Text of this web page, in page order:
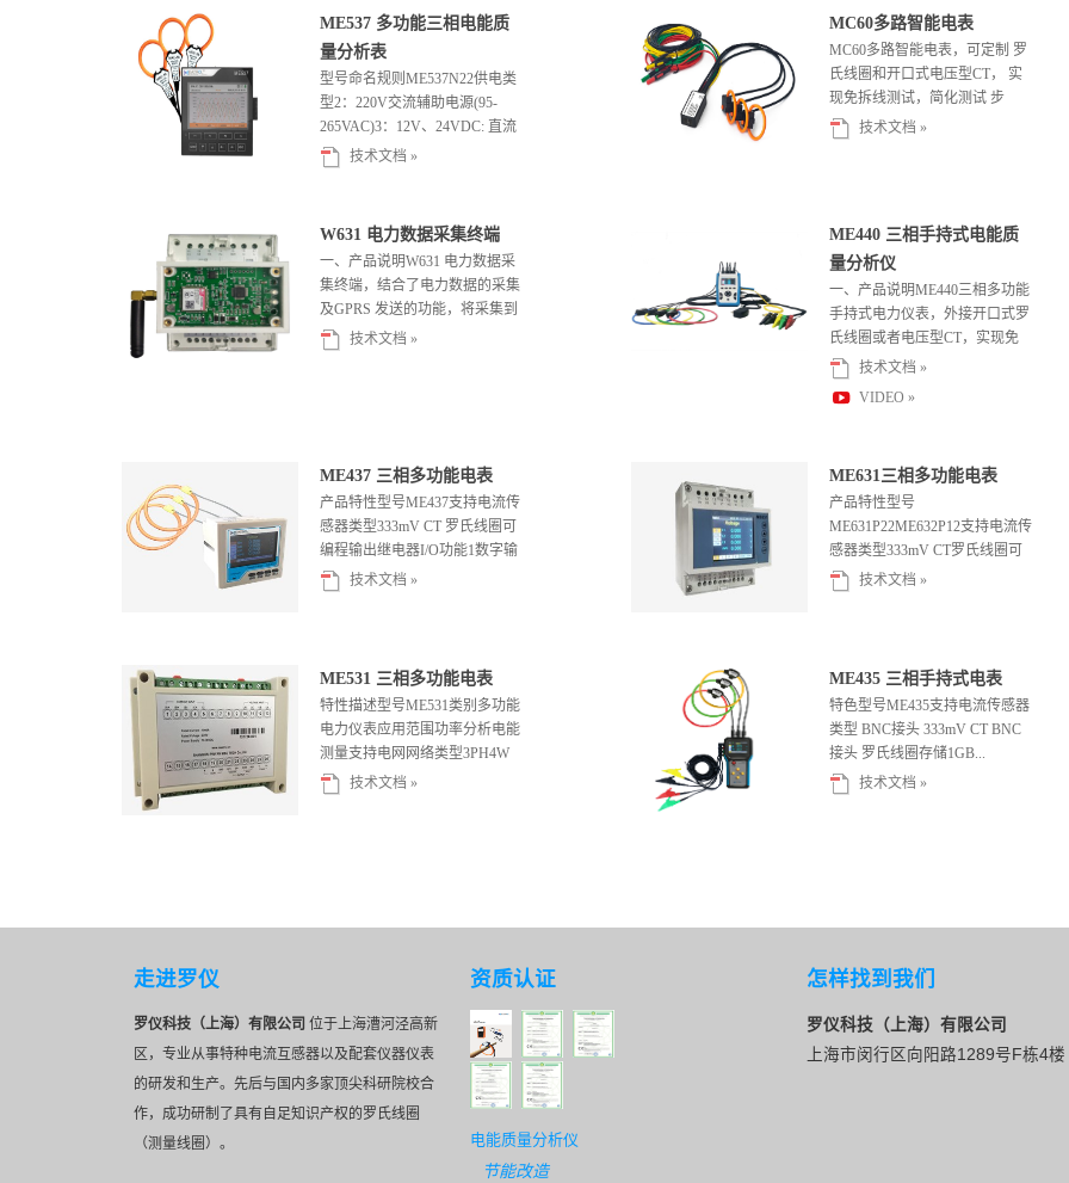
ME537 多功能三相电能质
量分析表
型号命名规则ME537N22供电类
型2：220V交流辅助电源(95-
265VAC)3：12V、24VDC: 直流
辅助电源...
技术文档 »
MC60多路智能电表
MC60多路智能电表，可定制 罗
氏线圈和开口式电压型CT， 实
现免拆线测试，简化测试 步
骤，节约施工成本。一体 化的
技术文档 »
W631 电力数据采集终端
一、产品说明W631 电力数据采
集终端，结合了电力数据的采集
及GPRS 发送的功能，将采集到
的电力数据通过GPRS 发送...
技术文档 »
ME440 三相手持式电能质
量分析仪
一、产品说明ME440三相多功能
手持式电力仪表，外接开口式罗
氏线圈或者电压型CT，实现免
拆线测试，简化测试步骤，节约
技术文档 »
VIDEO »
ME437 三相多功能电表
产品特性型号ME437支持电流传
感器类型333mV CT 罗氏线圈可
编程输出继电器I/O功能1数字输
出供电85...
技术文档 »
ME631三相多功能电表
产品特性型号
ME631P22ME632P12支持电流传
感器类型333mV CT罗氏线圈可
编程输出1路继电器输出供电85
技术文档 »
ME531 三相多功能电表
特性描述型号ME531类别多功能
电力仪表应用范围功率分析电能
测量支持电网网络类型3PH4W
3PH3W 1P...
技术文档 »
ME435 三相手持式电表
特色型号ME435支持电流传感器
类型 BNC接头 333mV CT BNC
接头 罗氏线圈存储1GB...
技术文档 »
走进罗仪
罗仪科技（上海）有限公司 位于上海漕河泾高新
区，专业从事特种电流互感器以及配套仪器仪表
的研发和生产。先后与国内多家顶尖科研院校合
作，成功研制了具有自足知识产权的罗氏线圈
（测量线圈）。
资质认证
电能质量分析仪
节能改造
怎样找到我们
罗仪科技（上海）有限公司
上海市闵行区向阳路1289号F栋4楼